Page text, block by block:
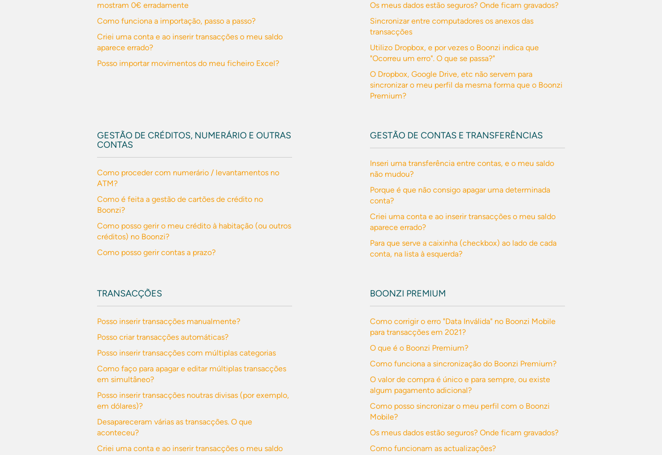
mostram 0€ erradamente
Como funciona a importação, passo a passo?
Criei uma conta e ao inserir transacções o meu saldo
aparece errado?
Posso importar movimentos do meu ficheiro Excel?
Os meus dados estão seguros? Onde ficam gravados?
Sincronizar entre computadores os anexos das
transacções
Utilizo Dropbox, e por vezes o Boonzi indica que
"Ocorreu um erro". O que se passa?"
O Dropbox, Google Drive, etc não servem para
sincronizar o meu perfil da mesma forma que o Boonzi
Premium?
GESTÃO DE CRÉDITOS, NUMERÁRIO E OUTRAS
CONTAS
Como proceder com numerário / levantamentos no
ATM?
Como é feita a gestão de cartões de crédito no
Boonzi?
Como posso gerir o meu crédito à habitação (ou outros
créditos) no Boonzi?
Como posso gerir contas a prazo?
GESTÃO DE CONTAS E TRANSFERÊNCIAS
Inseri uma transferência entre contas, e o meu saldo
não mudou?
Porque é que não consigo apagar uma determinada
conta?
Criei uma conta e ao inserir transacções o meu saldo
aparece errado?
Para que serve a caixinha (checkbox) ao lado de cada
conta, na lista à esquerda?
TRANSACÇÕES
Posso inserir transacções manualmente?
Posso criar transacções automáticas?
Posso inserir transacções com múltiplas categorias
Como faço para apagar e editar múltiplas transacções
em simultâneo?
Posso inserir transacções noutras divisas (por exemplo,
em dólares)?
Desapareceram várias as transacções. O que
aconteceu?
Criei uma conta e ao inserir transacções o meu saldo
BOONZI PREMIUM
Como corrigir o erro "Data Inválida" no Boonzi Mobile
para transacções em 2021?
O que é o Boonzi Premium?
Como funciona a sincronização do Boonzi Premium?
O valor de compra é único e para sempre, ou existe
algum pagamento adicional?
Como posso sincronizar o meu perfil com o Boonzi
Mobile?
Os meus dados estão seguros? Onde ficam gravados?
Como funcionam as actualizações?